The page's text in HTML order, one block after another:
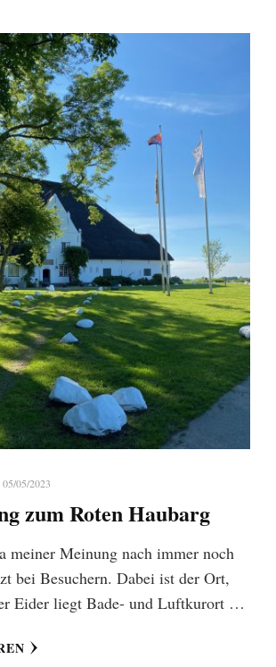
05/05/2023
zum Roten Haubarg
meiner Meinung nach immer noch
bei Besuchern. Dabei ist der Ort,
Eider liegt Bade- und Luftkurort …